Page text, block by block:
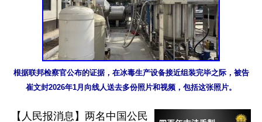
根据联邦检察官公布的证据，在冰毒生产设备接近组装完毕之际，被告
崔文封2026年1月向线人送去多份照片和视频，包括这张照片。
【人民报消息】两名中国公民